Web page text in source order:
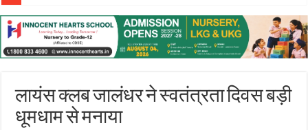
लायंस क्लब जालंधर ने स्वतंत्रता दिवस बड़ी
धूमधाम से मनाया